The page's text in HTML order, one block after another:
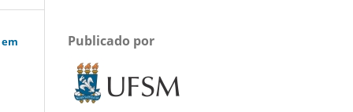
Publicado por